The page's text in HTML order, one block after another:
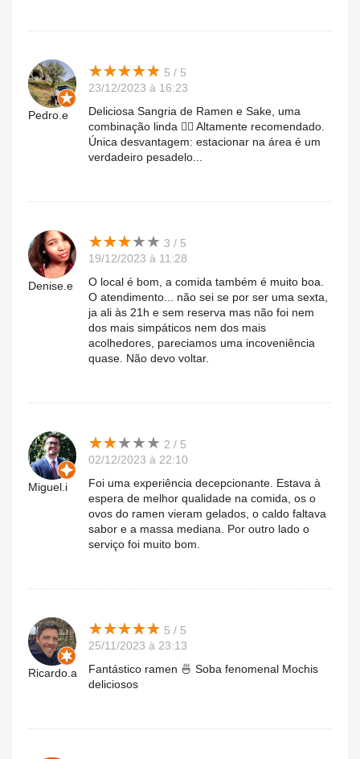
Pedro.e
★★★★★
★★★★★ 5 / 5
23/12/2023 à 16:23
Deliciosa Sangria de Ramen e Sake, uma
combinação linda 👌🏻 Altamente recomendado.
Única desvantagem: estacionar na área é um
verdadeiro pesadelo...
Denise.e
★★★★★
★★★★★ 3 / 5
19/12/2023 à 11:28
O local é bom, a comida também é muito boa.
O atendimento... não sei se por ser uma sexta,
ja ali às 21h e sem reserva mas não foi nem
dos mais simpáticos nem dos mais
acolhedores, pareciamos uma incoveniência
quase. Não devo voltar.
Miguel.i
★★★★★
★★★★★ 2 / 5
02/12/2023 à 22:10
Foi uma experiência decepcionante. Estava à
espera de melhor qualidade na comida, os o
ovos do ramen vieram gelados, o caldo faltava
sabor e a massa mediana. Por outro lado o
serviço foi muito bom.
Ricardo.a
★★★★★
★★★★★ 5 / 5
25/11/2023 à 23:13
Fantástico ramen 🍜 Soba fenomenal Mochis
deliciosos